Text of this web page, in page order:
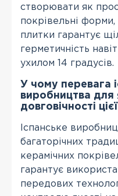
створювати як
покрівельні
плитки гарантує
герметичність
ухилом 14 градусів.
У чому перевага
виробництва для
довговічності
Іспанське
багаторічних
керамічних
гарантує
передових